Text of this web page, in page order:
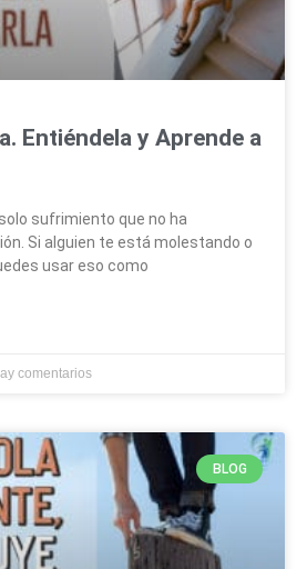
Entiéndela y Aprende a
sufrimiento que no ha
Si alguien te está molestando o
usar eso como
comentarios
BLOG